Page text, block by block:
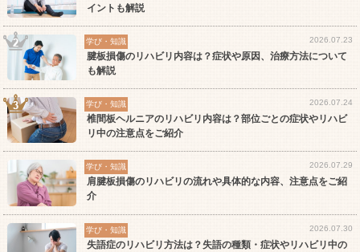
イントも解説
学び・知識 2026.07.23
腱板損傷のリハビリ内容は？症状や原因、治療方法について
も解説
学び・知識 2026.07.24
椎間板ヘルニアのリハビリ内容は？部位ごとの症状やリハビ
リ中の注意点をご紹介
学び・知識 2026.07.29
肩腱板損傷のリハビリの流れや具体的な内容、注意点をご紹
介
学び・知識 2026.07.30
失語症のリハビリ方法は？失語の種類・症状やリハビリ中の